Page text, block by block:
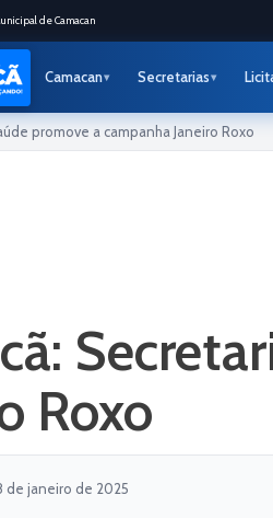
de Camacan
Camacan Secretarias
promove a campanha Janeiro Roxo
Roxo
de janeiro de 2025